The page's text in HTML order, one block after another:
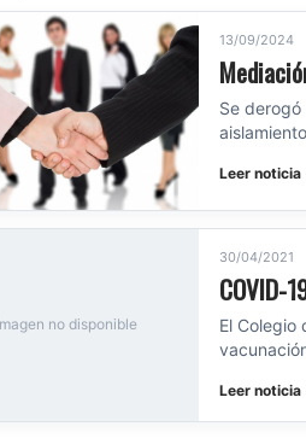
13/09/2024
Se
Leer
no disponible
30/04/2021
COVID-
El Colegio
Leer